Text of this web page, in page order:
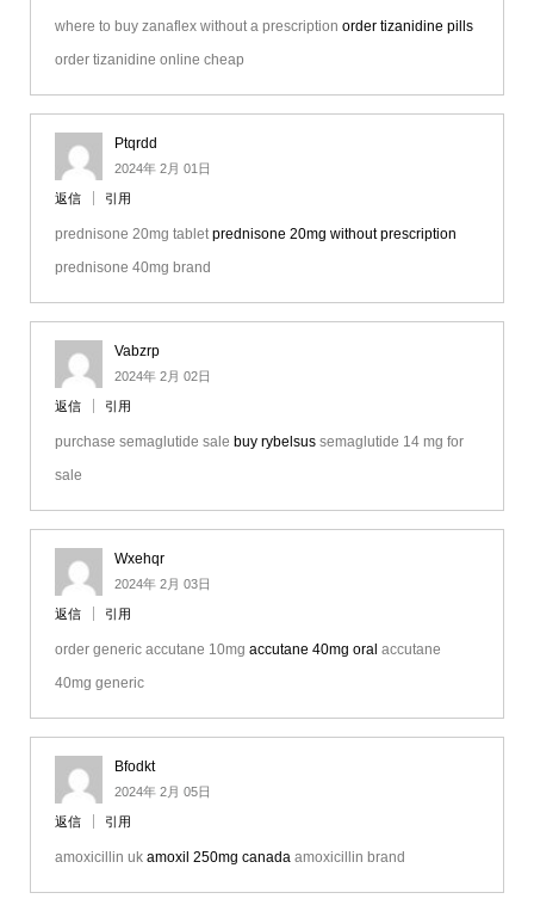
where to buy zanaflex without a prescription order tizanidine pills
order tizanidine online cheap
Ptqrdd
2024年 2月 01日
返信 引用
prednisone 20mg tabletprednisone 20mg without prescription
prednisone 40mg brand
Vabzrp
2024年 2月 02日
返信 引用
purchase semaglutide sale buy rybelsussemaglutide 14 mg for
sale
Wxehqr
2024年 2月 03日
返信 引用
order generic accutane 10mg accutane 40mg oral accutane
40mg generic
Bfodkt
2024年 2月 05日
返信 引用
amoxicillin uk amoxil 250mg canadaamoxicillin brand